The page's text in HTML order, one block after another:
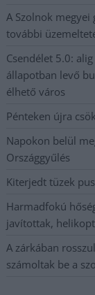
A Szolnok megyei
további
Csendélet 5.0:
állapotban levő
élhető város
Pénteken újra
Napokon belül
Országgyűlés
Kiterjedt tüzek
Harmadfokú
javítottak,
A zárkában
számoltak be a